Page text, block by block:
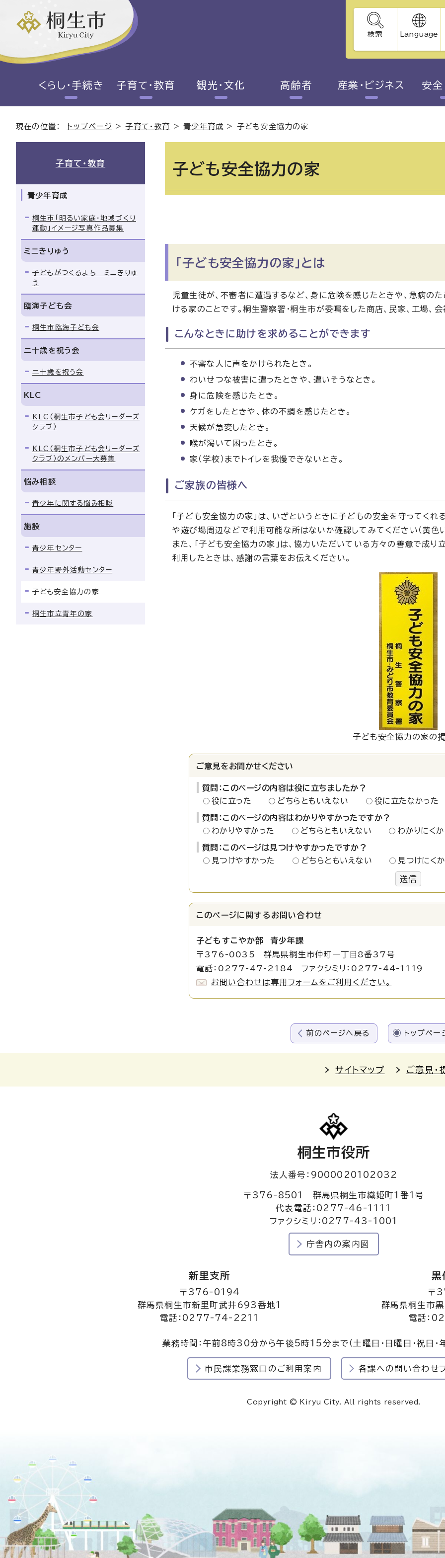
検索 Language
くらし・手続き 子育て・教育 観光・文化 高齢者 産業・ビジネス 安全
現在の位置： トップページ >子育て・教育 >青少年育成 > 子ども安全協力の家
子ども安全協力の家
「子ども安全協力の家」とは
児童生徒が、不審者に遭遇するなど、身に危険を感じたときや、急病の
ける家のことです。桐生警察署・桐生市が委嘱をした商店、民家、工場、会
こんなときに助けを求めることができます
不審な人に声をかけられたとき。
わいせつな被害に遭ったときや、遭いそうなとき。
身に危険を感じたとき。
ケガをしたときや、体の不調を感じたとき。
天候が急変したとき。
喉が渇いて困ったとき。
家（学校）までトイレを我慢できないとき。
ご家族の皆様へ
「子ども安全協力の家」は、いざというときに子どもの安全を守ってく
や遊び場周辺などで利用可能な所はないか確認してみてください（黄色い
また、「子ども安全協力の家」は、協力いただいている方々の善意で成り
利用したときは、感謝の言葉をお伝えください。
子ども安全協力の家の
ご意見をお聞かせください
質問：このページの内容は役に立ちましたか？
役に立った
どちらともいえない 役に立たなかった
質問：このページの内容はわかりやすかったですか？
わかりやすかった
どちらともいえない わかりにくか
質問：このページは見つけやすかったですか？
見つけやすかった
どちらともいえない 見つけにく
送信
このページに関する お問い合わせ
子どもすこやか部 青少年課
〒376-0035 群馬県桐生市仲町一丁目8番37号
電話：0277-47-2184 ファクシミリ：0277-44-1119
お問い合わせは専用フォームをご利用ください。
子育て・教育
青少年育成
桐生市「明るい家庭・地域づくり
運動」イメージ写真作品募集
ミニきりゅう
子どもがつくるまち ミニきりゅ
う
臨海子ども会
桐生市臨海子ども会
二十歳を祝う会
二十歳を祝う会
KLC
KLC（桐生市子ども会リーダーズ
クラブ）
KLC（桐生市子ども会リーダーズ
クラブ）のメンバー大募集
悩み相談
青少年に関する悩み相談
施設
青少年センター
青少年野外活動センター
子ども安全協力の家
桐生市立青年の家
前のページへ戻る トップペー
サイトマップ ご意見・
桐生市役所
法人番号：9000020102032
〒376-8501 群馬県桐生市織姫町1番1号
代表電話：0277-46-1111
ファクシミリ：0277-43-1001
庁舎内の案内図
新里支所
〒376-0194
群馬県桐生市新里町武井693番地1
電話：0277-74-2211
黒
〒
群馬県桐生市
電話：
業務時間：午前8時30分から午後5時15分まで（土曜日・日曜日・祝日・
市民課業務窓口のご利用案内 各課への問い合わせ
Copyright © Kiryu City. All rights reserved.